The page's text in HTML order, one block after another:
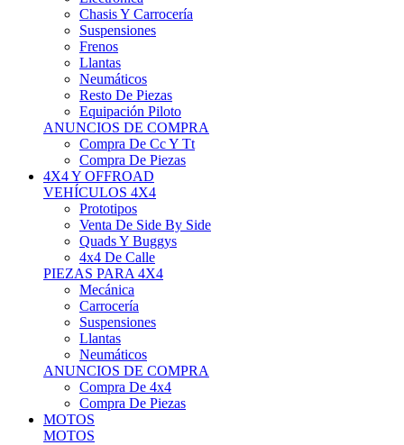
Suspensiones
Frenos
Llantas
Neumáticos
Resto De Piezas
Equipación Piloto
ANUNCIOS DE COMPRA
Compra De Cc Y Tt
Compra De Piezas
4X4 Y OFFROAD
VEHÍCULOS 4X4
Prototipos
Venta De Side By Side
Quads Y Buggys
4x4 De Calle
PIEZAS PARA 4X4
Mecánica
Carrocería
Suspensiones
Llantas
Neumáticos
ANUNCIOS DE COMPRA
Compra De 4x4
Compra De Piezas
MOTOS
MOTOS
Motos De Circuito